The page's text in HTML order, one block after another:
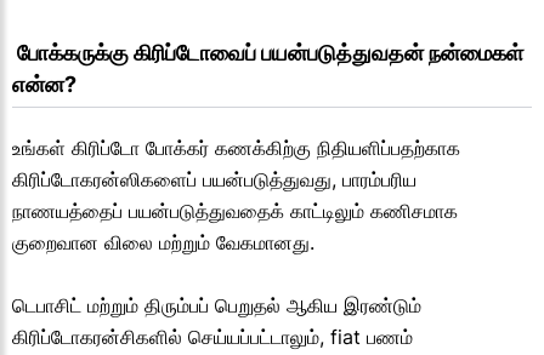
என்ன?
உங்கள் கிரிப்டோ போக்கர் கணக்கிற்கு நிதியளிப்பதற்காக
கிரிப்டோகரன்ஸிகளைப் பயன்படுத்துவது, பாரம்பரிய
நாணயத்தைப் பயன்படுத்துவதைக் காட்டிலும் கணிசமாக
குறைவான விலை மற்றும் வேகமானது.
டெபாசிட் மற்றும் திரும்பப் பெறுதல் ஆகிய இரண்டும்
கிரிப்டோகரன்சிகளில் செய்யப்பட்டாலும், fiat பணம்